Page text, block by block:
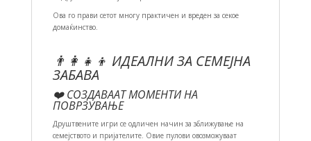
Ова го прави сетот многу практичен и вреден за секое
домаќинство.
👨‍👩‍👧‍👦 ИДЕАЛНИ ЗА СЕМЕЈНА
ЗАБАВА
❤️ СОЗДАВААТ МОМЕНТИ НА
ПОВРЗУВАЊЕ
Друштвените игри се одличен начин за зближување на
семејството и пријателите. Овие пулови овозможуваат